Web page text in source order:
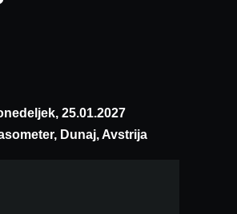
25.01.2027
Dunaj, Avstrija